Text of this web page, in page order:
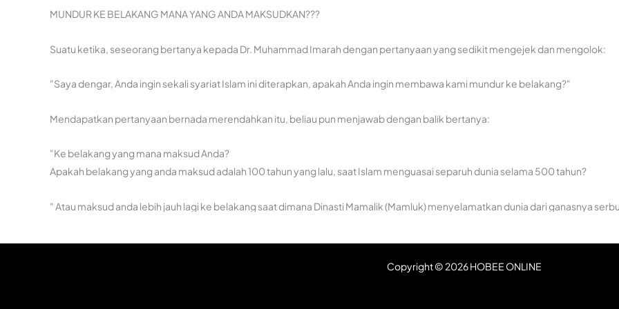
MUNDUR KE BELAKANG MANA YANG ANDA MAKSUDKAN???
Suatu ketika, seseorang bertanya kepada Dr. Muhammad Imarah dengan pertanyaan yang sedikit mengejek dan mengolok:
"Saya dengar, Anda ingin sekali syariat Islam ini diterapkan, apakah Anda ingin membawa kami mundur ke belakang?"
Mendapatkan pertanyaan bernada merendahkan itu, beliau pun menjawab dengan balik bertanya:
"Ke belakang yang mana maksud Anda?
Apakah belakang yang anda maksud adalah 100 tahun yang lalu, saat Islam menguasai separuh dunia selama 500 tahun?
" Atau maksud anda lebih jauh lagi ke belakang saat dimana Dinasti Mamalik (Mamluk) menyelamatkan dunia dari ganasnya
"Atau lebih jauh lagi ke belakang saat Dinasti Abbasiyyah menguasai separuh dunia?"
"Atau ke belakang sebelumnya, di masa Dinasti Umayyah, atau sebelumnya lagi saat Umar bin Khatab menguasai banyak
Copyright © 2026 HOBEE ONLINE